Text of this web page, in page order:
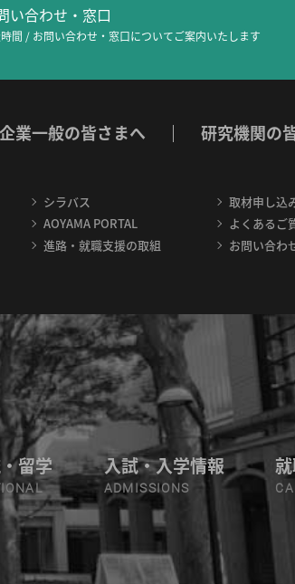
い合わせ・窓口
間 / お問い合わせ・窓口についてご案内いたします
企業一般の皆さまへ 研究機関の
シラバス
AOYAMA PORTAL
進路・就職支援の取組
取材申し込
よくあるご
お問い合わ
留学 入試・入学情報
ADMISSIONS